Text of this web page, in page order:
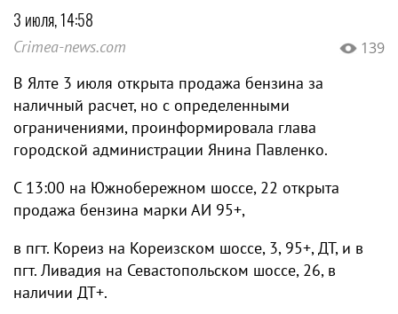
3 июля, 14:58
Crimea-news.com 139
В Ялте 3 июля открыта продажа бензина за
наличный расчет, но с определенными
ограничениями, проинформировала глава
городской администрации Янина Павленко.
С 13:00 на Южнобережном шоссе, 22 открыта
продажа бензина марки АИ 95+,
в пгт. Кореиз на Кореизском шоссе, 3, 95+, ДТ, и в
пгт. Ливадия на Севастопольском шоссе, 26, в
наличии ДТ+.